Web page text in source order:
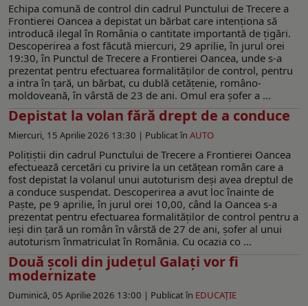
Echipa comună de control din cadrul Punctului de Trecere a
Frontierei Oancea a depistat un bărbat care intenționa să
introducă ilegal în România o cantitate importantă de țigări.
Descoperirea a fost făcută miercuri, 29 aprilie, în jurul orei
19:30, în Punctul de Trecere a Frontierei Oancea, unde s-a
prezentat pentru efectuarea formalităţilor de control, pentru
a intra în ţară, un bărbat, cu dublă cetățenie, româno-
moldoveană, în vârstă de 23 de ani. Omul era șofer a ...
Depistat la volan fără drept de a conduce
Miercuri, 15 Aprilie 2026 13:30 | Publicat în AUTO
Poliţiştii din cadrul Punctului de Trecere a Frontierei Oancea
efectuează cercetări cu privire la un cetățean român care a
fost depistat la volanul unui autoturism deşi avea dreptul de
a conduce suspendat. Descoperirea a avut loc înainte de
Paște, pe 9 aprilie, în jurul orei 10,00, când la Oancea s-a
prezentat pentru efectuarea formalităţilor de control pentru a
ieși din ţară un român în vârstă de 27 de ani, șofer al unui
autoturism înmatriculat în România. Cu ocazia co ...
Două școli din județul Galați vor fi
modernizate
Duminică, 05 Aprilie 2026 13:00 | Publicat în EDUCAŢIE